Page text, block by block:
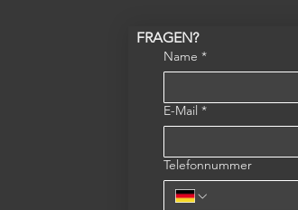
FRAGEN?
Name *
E-Mail *
Telefonnummer